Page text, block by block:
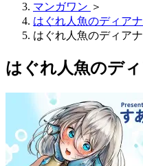
マンガワン ＞
はぐれ人魚のディアナ
はぐれ人魚のディア
はぐれ人魚のデ